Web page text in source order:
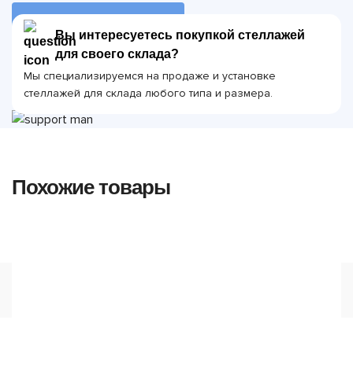
ОТПРАВИТЬ ЗАЯВКУ
Вы интересуетесь покупкой стеллажей
для своего склада?
Мы специализируемся на продаже и установке
стеллажей для склада любого типа и размера.
Похожие товары